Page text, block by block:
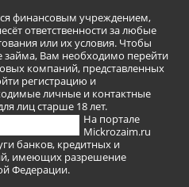
финансовым учреждением,
ответственности за любые
или их условия. Чтобы
займа, Вам необходимо перейти
компаний, представленных
регистрацию и
личные и контактные
лиц старше 18 лет.
На портале
Mickrozaim.ru
банков, кредитных и
имеющих разрешение
Федерации.